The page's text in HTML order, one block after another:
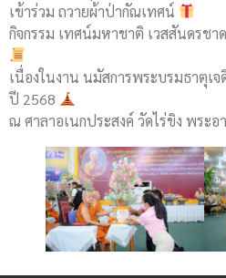
เข้าร่วม ถวายผ้าป่ากัณเทศน์
กิจกรรม เทศน์มหาชาติ เวสสันดรช
เนื่องในงาน นมัสการพระบรมธาตุเ
ปี 2568
ณ ศาลาอเนกประสงค์ วัดไร่ขิง พระอ